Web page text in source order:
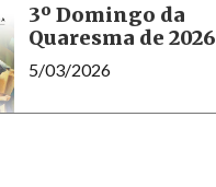
3º Domingo da
Quaresma de 2026
5/03/2026